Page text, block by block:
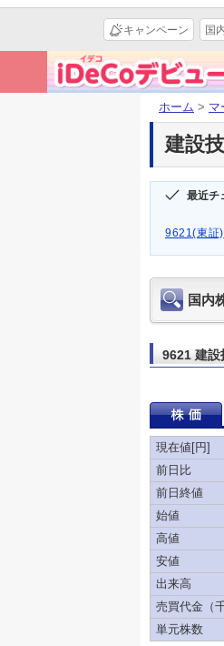
キャンペーン 国
ホーム > マ
建設
最近チ
9621(東証)